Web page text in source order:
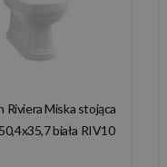
Riviera Miska stojąca
biała RIV10